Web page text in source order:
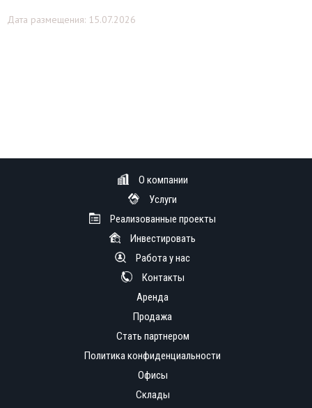
Дата размещения: 15.07.2026
О компании
Услуги
Реализованные проекты
Инвестировать
Работа у нас
Контакты
Аренда
Продажа
Стать партнером
Политика конфиденциальности
Офисы
Склады